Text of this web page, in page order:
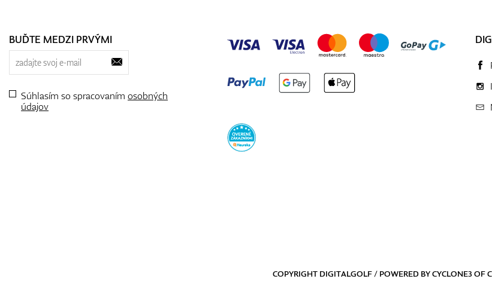
BUĎTE MEDZI PRVÝMI
Súhlasím so spracovaním osobných
údajov
COPYRIGHT DIGITALGOLF / POWERED BYCYCLONE3OF